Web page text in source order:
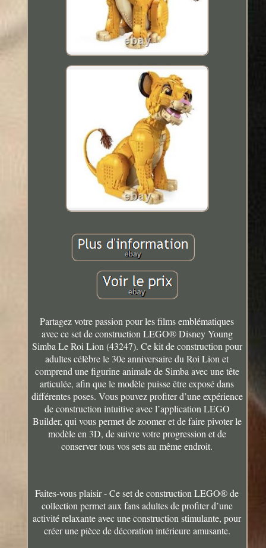
Partagez votre passion pour les films emblématiques
avec ce set de construction LEGO® Disney Young
Simba Le Roi Lion (43247). Ce kit de construction pour
adultes célèbre le 30e anniversaire du Roi Lion et
comprend une figurine animale de Simba avec une tête
articulée, afin que le modèle puisse être exposé dans
différentes poses. Vous pouvez profiter d’une expérience
de construction intuitive avec l’application LEGO
Builder, qui vous permet de zoomer et de faire pivoter le
modèle en 3D, de suivre votre progression et de
conserver tous vos sets au même endroit.
Faites-vous plaisir - Ce set de construction LEGO® de
collection permet aux fans adultes de profiter d’une
activité relaxante avec une construction stimulante, pour
créer une pièce de décoration intérieure amusante.